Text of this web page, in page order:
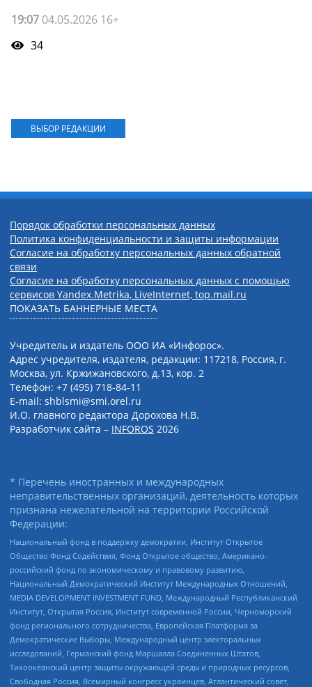
19:07 04.05.2026 16+
34
ВЫБОР РЕДАКЦИИ
Порядок обработки персональных данных
Политика конфиденциальности и защиты информации
Согласие на обработку персональных данных обратной
связи
Согласие на обработку персональных данных с помощью
сервисов Yandex.Metrika, LiveInternet, top.mail.ru
ПОКАЗАТЬ БАННЕРНЫЕ МЕСТА
Учредитель и издатель ООО ИА «Инфорос».
Адрес учредителя, издателя, редакции: 117218, Россия, г.
Москва, ул. Кржижановского, д.13, кор. 2
Телефон: +7 (495) 718-84-11
E-mail: shblsmi@smi.orel.ru
И.О. главного редактора Дорохова Н.В.
Разработчик сайта – INFOROS 2026
* Перечень иностранных и международных
неправительственных организаций, деятельность которых
признана нежелательной на территории Российской
Федерации:
Национальный фонд в поддержку демократии, Институт Открытое
Общество Фонд Содействия, Фонд Открытое общество, Американо-
российский фонд по экономическому и правовому развитию,
Национальный Демократический Институт Международных Отношений,
MEDIA DEVELOPMENT INVESTMENT FUND, Международный Республиканский
Институт, Открытая Россия, Институт современной России, Черноморский
фонд регионального сотрудничества, Европейская Платформа за
Демократические Выборы, Международный центр электоральных
исследований, Германский фонд Маршалла Соединенных Штатов,
Тихоокеанский центр защиты окружающей среды и природных ресурсов,
Свободная Россия, Всемирный конгресс украинцев, Атлантический совет,